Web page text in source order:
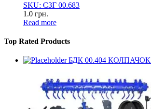
SKU: СЗГ 00.683
1.0 грн.
Read more
Top Rated Products
БДК 00.404 КОЛПАЧОК